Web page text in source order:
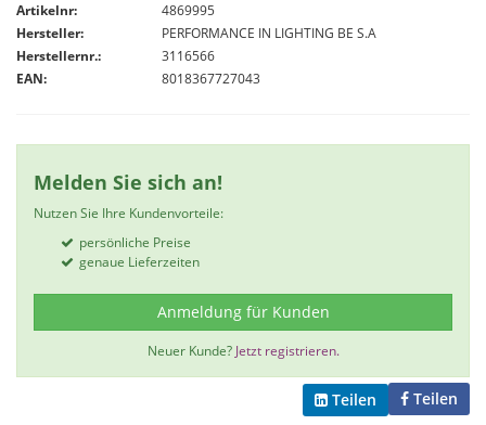
Artikelnr:
4869995
Hersteller:
PERFORMANCE IN LIGHTING BE S.A
Herstellernr.:
3116566
EAN:
8018367727043
Melden Sie sich an!
Nutzen Sie Ihre Kundenvorteile:
persönliche Preise
genaue Lieferzeiten
Anmeldung für Kunden
Neuer Kunde? Jetzt registrieren.
Teilen
Teilen